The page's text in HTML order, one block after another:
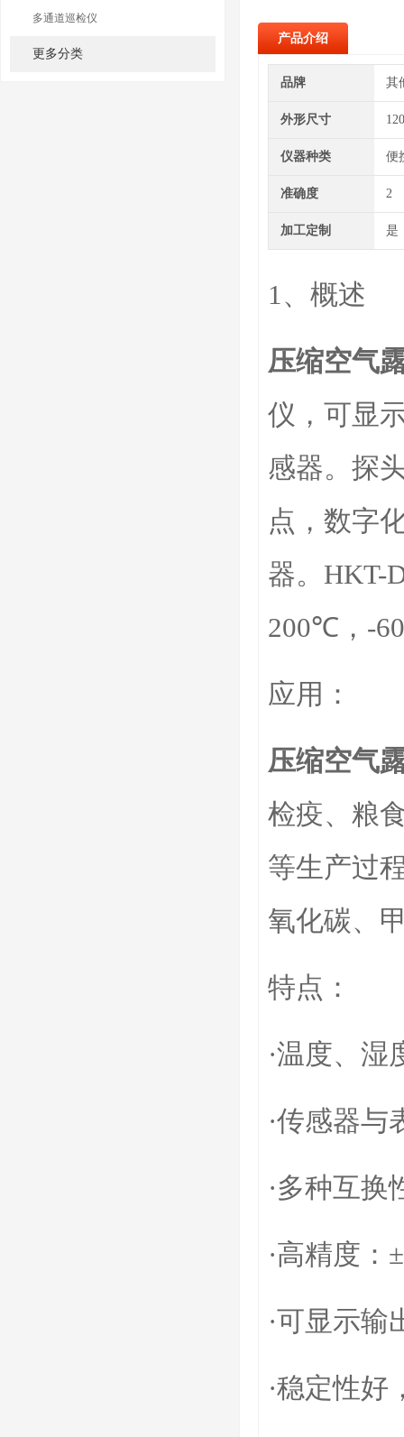
多通道巡检仪
更多分类
产品介绍
品牌 其
外形尺寸
仪器种类 便
准确度 2
加工定制 是
1、概述
压缩空气
仪，可显
感器。探
点，数字
器。HKT-
200℃，-
应用：
压缩空气
检疫、粮
等生产过
氧化碳、
特点：
·温度、湿
·传感器与
·多种互
·高精度
·可显示输
·稳定性好